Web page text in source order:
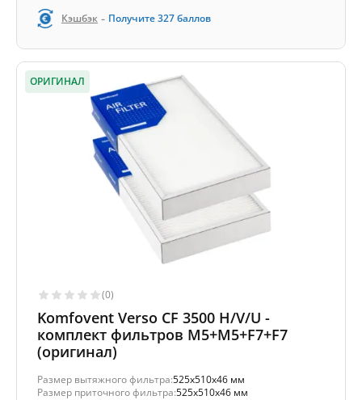
Кэшбэк - Получите327баллов
ОРИГИНАЛ
(0)
Komfovent Verso CF 3500 H/V/U -
комплект фильтров M5+M5+F7+F7
(оригинал)
Размер вытяжного фильтра:525x510x46 мм
Размер приточного фильтра:525x510x46 мм